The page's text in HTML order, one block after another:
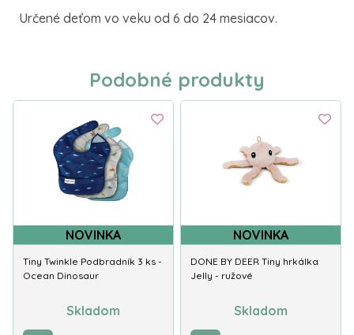
Určené deťom vo veku od 6 do 24 mesiacov.
Podobné produkty
NOVINKA
Tiny Twinkle Podbradník 3 ks -
Ocean Dinosaur
Skladom
NOVINKA
DONE BY DEER Tiny hrkálka
Jelly - ružové
Skladom